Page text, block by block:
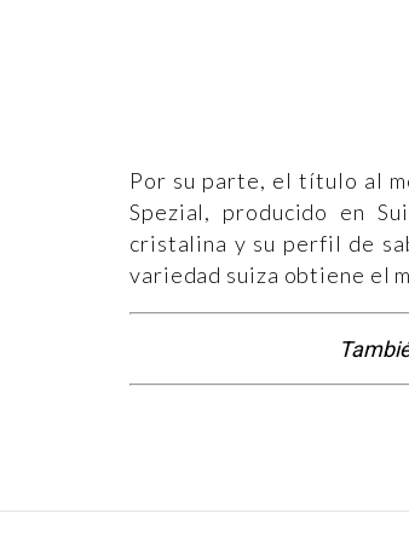
Por su parte, el título al
Spezial, producido en
cristalina y su perfil de
variedad suiza obtiene el